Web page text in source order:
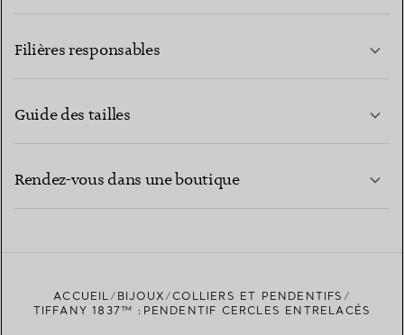
Filières responsables
Guide des tailles
Rendez-vous dans une boutique
TROUVEZ LA BOUTIQUE LA PLUS PROCHE
ACCUEIL BIJOUX
COLLIERS ET PENDENTIFS
TIFFANY 1837™ :PENDENTIF CERCLES ENTRELACÉS